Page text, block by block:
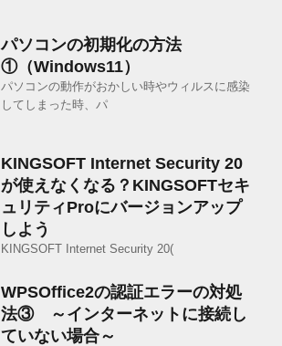
パソコンの初期化の方法
①（Windows11）
パソコンの動作がおかしい時やウィルスに感染
してしまった時、パ
KINGSOFT Internet Security 20
が使えなくなる？KINGSOFTセキ
ュリティProにバージョンアップ
しよう
KINGSOFT Internet Security 20(
WPSOffice2の認証エラーの対処
法③ ～インターネットに接続し
ていない場合～